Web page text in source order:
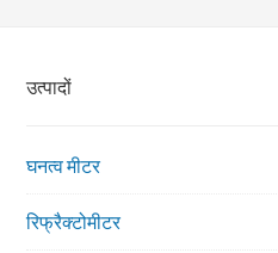
उत्पादों
घनत्व मीटर
रिफ्रैक्टोमीटर